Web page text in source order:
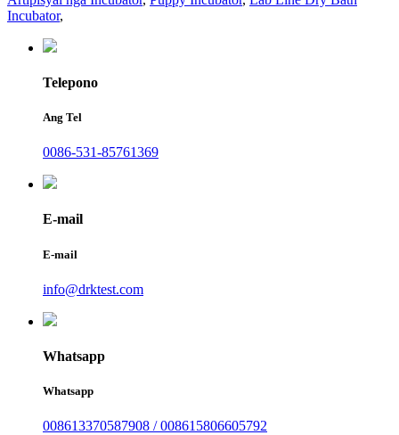
Incubator,
Telepono
Ang Tel
0086-531-85761369
E-mail
E-mail
info@drktest.com
Whatsapp
Whatsapp
008613370587908 / 008615806605792